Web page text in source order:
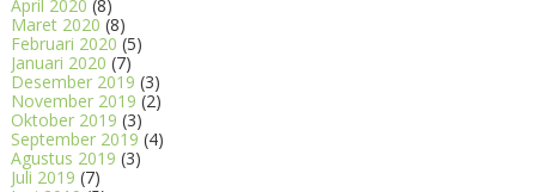
April 2020 (8)
Maret 2020 (8)
Februari 2020 (5)
Januari 2020 (7)
Desember 2019 (3)
November 2019 (2)
Oktober 2019 (3)
September 2019 (4)
Agustus 2019 (3)
Juli 2019 (7)